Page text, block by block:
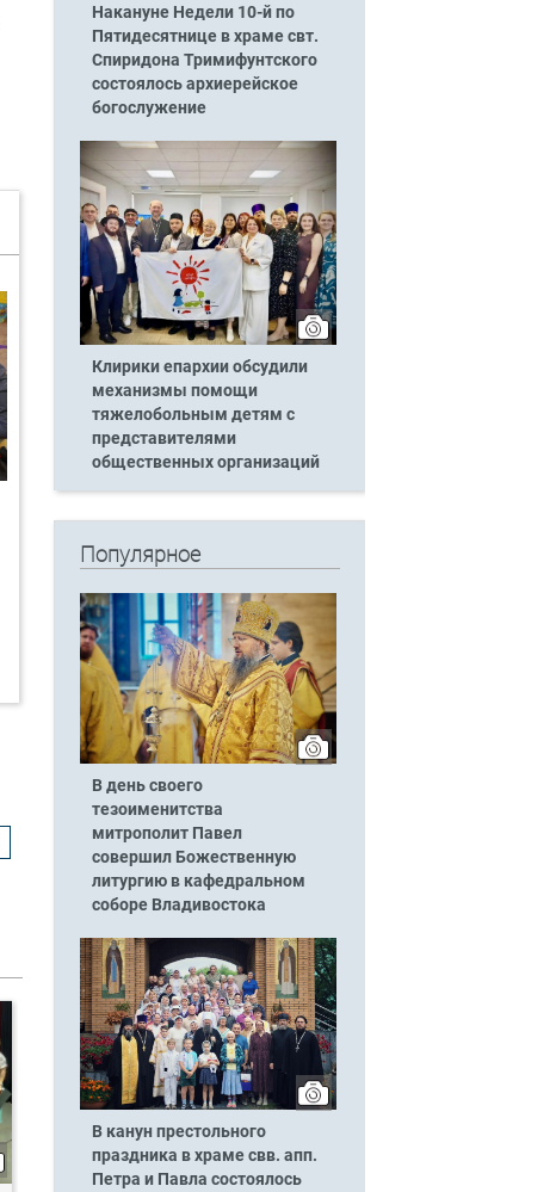
Накануне Недели 10-й по
Пятидесятнице в храме свт.
Спиридона Тримифунтского
состоялось архиерейское
богослужение
Клирики епархии обсудили
механизмы помощи
тяжелобольным детям с
представителями
общественных организаций
Популярное
В день своего
тезоименитства
митрополит Павел
совершил Божественную
литургию в кафедральном
соборе Владивостока
В канун престольного
праздника в храме свв. апп.
Петра и Павла состоялось